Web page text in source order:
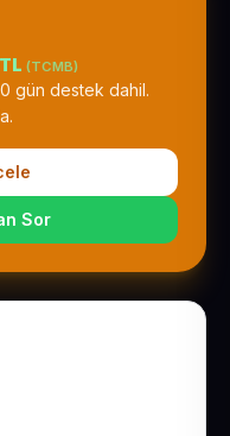
(TCMB)
gün destek dahil.
Sor